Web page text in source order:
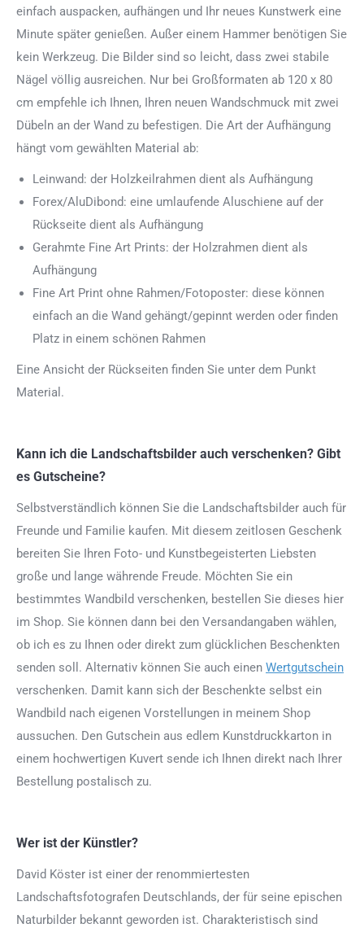
einfach auspacken, aufhängen und Ihr neues Kunstwerk eine
Minute später genießen. Außer einem Hammer benötigen Sie
kein Werkzeug. Die Bilder sind so leicht, dass zwei stabile
Nägel völlig ausreichen. Nur bei Großformaten ab 120 x 80
cm empfehle ich Ihnen, Ihren neuen Wandschmuck mit zwei
Dübeln an der Wand zu befestigen. Die Art der Aufhängung
hängt vom gewählten Material ab:
Leinwand: der Holzkeilrahmen dient als Aufhängung
Forex/AluDibond: eine umlaufende Aluschiene auf der
Rückseite dient als Aufhängung
Gerahmte Fine Art Prints: der Holzrahmen dient als
Aufhängung
Fine Art Print ohne Rahmen/Fotoposter: diese können
einfach an die Wand gehängt/gepinnt werden oder finden
Platz in einem schönen Rahmen
Eine Ansicht der Rückseiten finden Sie unter dem Punkt
Material.
Kann ich die Landschaftsbilder auch verschenken? Gibt
es Gutscheine?
Selbstverständlich können Sie die Landschaftsbilder auch für
Freunde und Familie kaufen. Mit diesem zeitlosen Geschenk
bereiten Sie Ihren Foto- und Kunstbegeisterten Liebsten
große und lange währende Freude. Möchten Sie ein
bestimmtes Wandbild verschenken, bestellen Sie dieses hier
im Shop. Sie können dann bei den Versandangaben wählen,
ob ich es zu Ihnen oder direkt zum glücklichen Beschenkten
senden soll. Alternativ können Sie auch einen Wertgutschein
verschenken. Damit kann sich der Beschenkte selbst ein
Wandbild nach eigenen Vorstellungen in meinem Shop
aussuchen. Den Gutschein aus edlem Kunstdruckkarton in
einem hochwertigen Kuvert sende ich Ihnen direkt nach Ihrer
Bestellung postalisch zu.
Wer ist der Künstler?
David Köster ist einer der renommiertesten
Landschaftsfotografen Deutschlands, der für seine epischen
Naturbilder bekannt geworden ist. Charakteristisch sind